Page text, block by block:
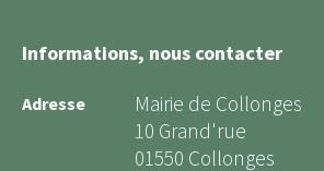
Informations, nous contacter
Adresse
Mairie de Collonges
10 Grand'rue
01550 Collonges